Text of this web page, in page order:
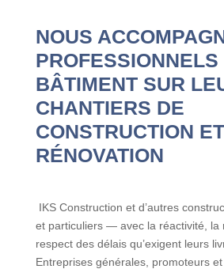
NOUS
PROFESSIONNELS
BÂTIMENT SUR
CHANTIERS DE
CONSTRUCTION
RÉNOVATION
IKS Construction et d’autres
et particuliers — avec la réactivité, la
respect des délais qu’exigent leurs
Entreprises générales, promoteurs